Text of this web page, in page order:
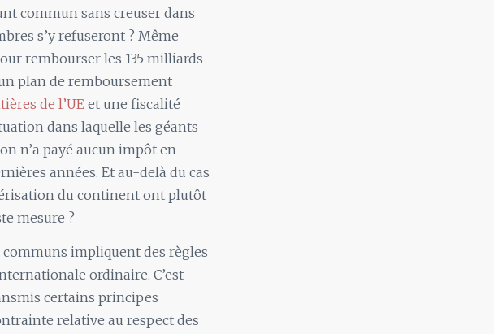
commun sans creuser dans
s’y refuseront ? Même
rembourser les 135 milliards
plan de remboursement
de l’UEet une fiscalité
dans laquelle les géants
n’a payé aucun impôt en
années. Et au-delà du cas
du continent ont plutôt
mesure ?
communs impliquent des règles
ordinaire. C’est
certains principes
relative au respect des